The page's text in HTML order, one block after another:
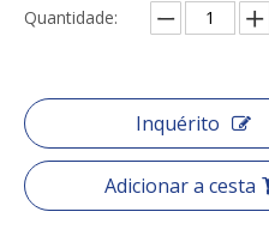
Quantidade:
Inquérito
Adicionar a cesta